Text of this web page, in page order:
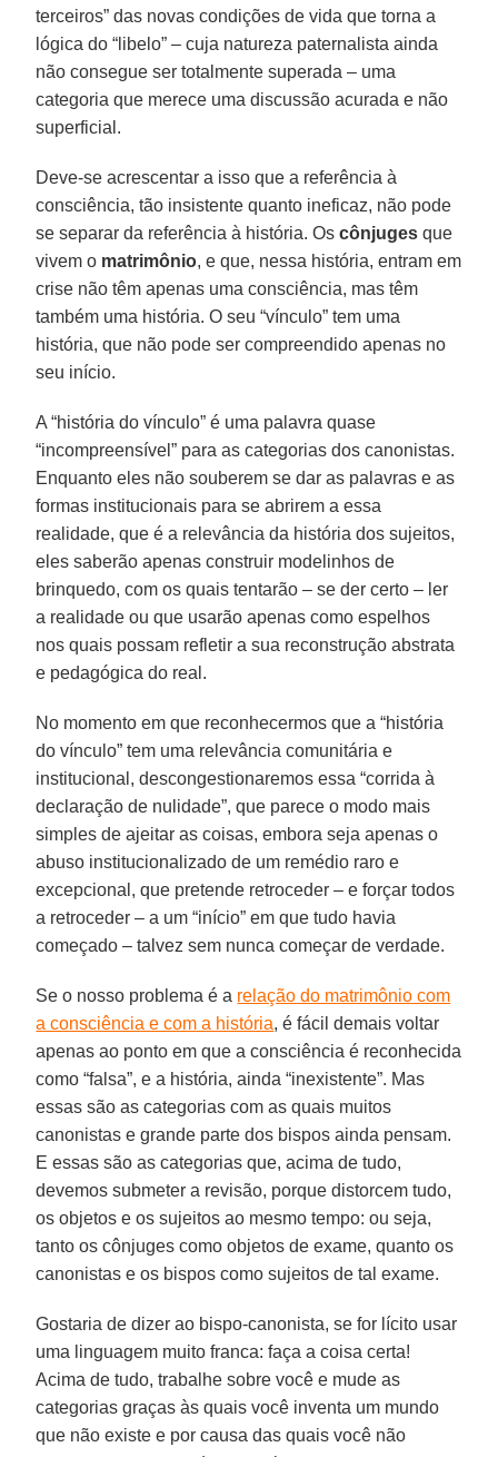
terceiros” das novas condições de vida que torna a
lógica do “libelo” – cuja natureza paternalista ainda
não consegue ser totalmente superada – uma
categoria que merece uma discussão acurada e não
superficial.
Deve-se acrescentar a isso que a referência à
consciência, tão insistente quanto ineficaz, não pode
se separar da referência à história. Oscônjuges que
vivem o matrimônio, e que, nessa história, entram em
crise não têm apenas uma consciência, mas têm
também uma história. O seu “vínculo” tem uma
história, que não pode ser compreendido apenas no
seu início.
A “história do vínculo” é uma palavra quase
“incompreensível” para as categorias dos canonistas.
Enquanto eles não souberem se dar as palavras e as
formas institucionais para se abrirem a essa
realidade, que é a relevância da história dos sujeitos,
eles saberão apenas construir modelinhos de
brinquedo, com os quais tentarão – se der certo – ler
a realidade ou que usarão apenas como espelhos
nos quais possam refletir a sua reconstrução abstrata
e pedagógica do real.
No momento em que reconhecermos que a “história
do vínculo” tem uma relevância comunitária e
institucional, descongestionaremos essa “corrida à
declaração de nulidade”, que parece o modo mais
simples de ajeitar as coisas, embora seja apenas o
abuso institucionalizado de um remédio raro e
excepcional, que pretende retroceder – e forçar todos
a retroceder – a um “início” em que tudo havia
começado – talvez sem nunca começar de verdade.
Se o nosso problema é a relação do matrimônio com
a consciência e com a história, é fácil demais voltar
apenas ao ponto em que a consciência é reconhecida
como “falsa”, e a história, ainda “inexistente”. Mas
essas são as categorias com as quais muitos
canonistas e grande parte dos bispos ainda pensam.
E essas são as categorias que, acima de tudo,
devemos submeter a revisão, porque distorcem tudo,
os objetos e os sujeitos ao mesmo tempo: ou seja,
tanto os cônjuges como objetos de exame, quanto os
canonistas e os bispos como sujeitos de tal exame.
Gostaria de dizer ao bispo-canonista, se for lícito usar
uma linguagem muito franca: faça a coisa certa!
Acima de tudo, trabalhe sobre você e mude as
categorias graças às quais você inventa um mundo
que não existe e por causa das quais você não